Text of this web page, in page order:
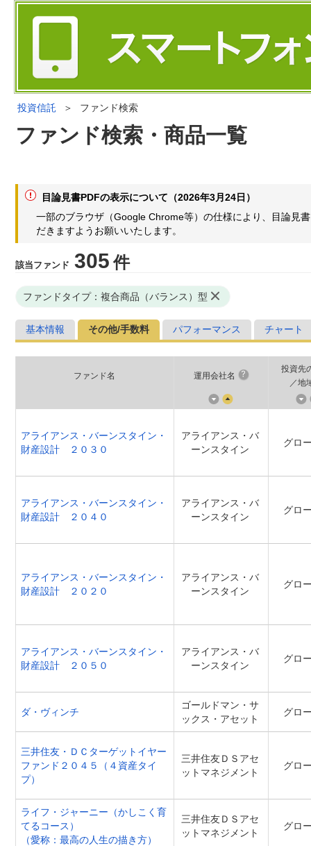
投資信託 ＞ ファンド検索
ファンド検索・商品一覧
目論見書PDFの表示について（2026年3月24日）
一部のブラウザ（Google Chrome等）の仕様により、目論見
だきますようお願いいたします。
該当ファンド 305 件
ファンドタイプ：複合商品（バランス）型
基本情報 その他/手数料 パフォーマンス チャート
ファンド名 運用会社名
投資先
／地
アライアンス・バーンスタイン・
財産設計 ２０３０
アライアンス・バ
ーンスタイン
グロ
アライアンス・バーンスタイン・
財産設計 ２０４０
アライアンス・バ
ーンスタイン
グロ
アライアンス・バーンスタイン・
財産設計 ２０２０
アライアンス・バ
ーンスタイン
グロ
アライアンス・バーンスタイン・
財産設計 ２０５０
アライアンス・バ
ーンスタイン
グロ
ダ・ヴィンチ
ゴールドマン・サ
ックス・アセット
グロ
三井住友・ＤＣターゲットイヤー
ファンド２０４５（４資産タイ
プ）
三井住友ＤＳアセ
ットマネジメント
グロ
ライフ・ジャーニー（かしこく育
てるコース）
（愛称：最高の人生の描き方）
三井住友ＤＳアセ
ットマネジメント
グロ